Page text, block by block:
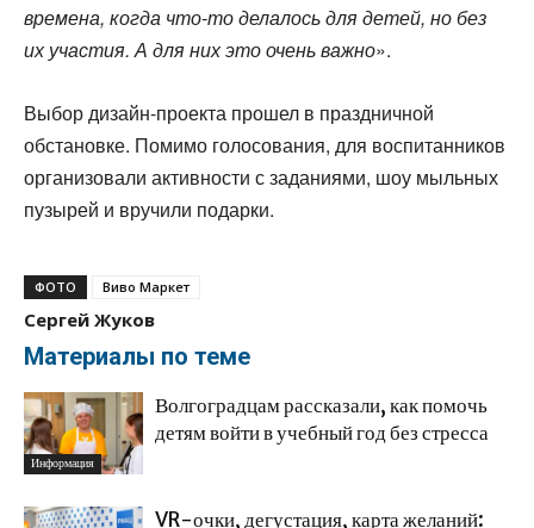
времена, когда что-то делалось для детей, но без
их участия. А для них это очень важно».
Выбор дизайн-проекта прошел в праздничной
обстановке. Помимо голосования, для воспитанников
организовали активности с заданиями, шоу мыльных
пузырей и вручили подарки.
ФОТО Виво Маркет
Сергей Жуков
Материалы по теме
Информация
Волгоградцам рассказали, как помочь
детям войти в учебный год без стресса
VR-очки, дегустация, карта желаний: